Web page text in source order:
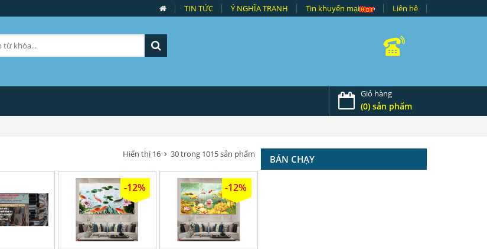
TIN TỨC Ý NGHĨA TRANH Tin khuyến mại Liên hệ
Giỏ hàng
(0) sản phẩm
Hiển thị 16 30 trong 1015 sản phẩm
-12% -12%
BÁN CHẠY